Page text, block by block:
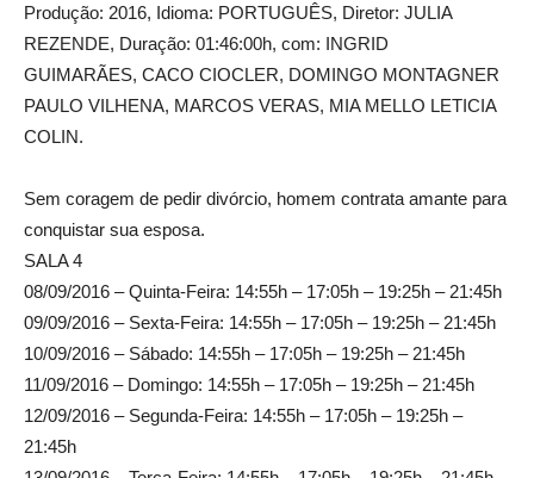
Produção: 2016, Idioma: PORTUGUÊS, Diretor: JULIA
REZENDE, Duração: 01:46:00h, com: INGRID
GUIMARÃES, CACO CIOCLER, DOMINGO MONTAGNER
PAULO VILHENA, MARCOS VERAS, MIA MELLO LETICIA
COLIN.
Sem coragem de pedir divórcio, homem contrata amante para
conquistar sua esposa.
SALA 4
08/09/2016 – Quinta-Feira: 14:55h – 17:05h – 19:25h – 21:45h
09/09/2016 – Sexta-Feira: 14:55h – 17:05h – 19:25h – 21:45h
10/09/2016 – Sábado: 14:55h – 17:05h – 19:25h – 21:45h
11/09/2016 – Domingo: 14:55h – 17:05h – 19:25h – 21:45h
12/09/2016 – Segunda-Feira: 14:55h – 17:05h – 19:25h –
21:45h